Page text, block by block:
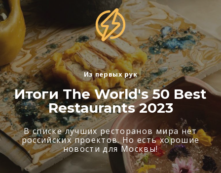
Из первых рук
Итоги The World's 50 Best
Restaurants 2023
В списке лучших ресторанов мира нет
российских проектов. Но есть хорошие
новости для Москвы!